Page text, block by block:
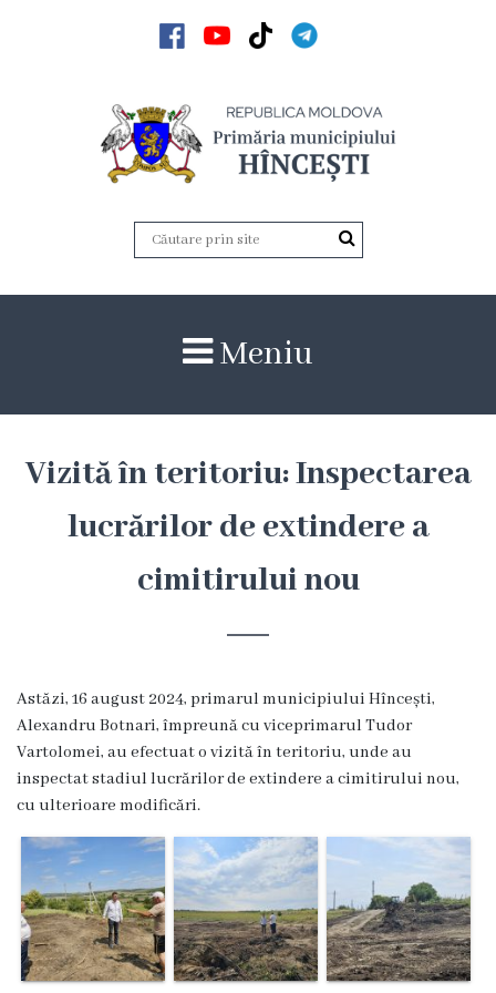
Noutăți
Galerie
foto
Hîncești
Simbolurile
geografică
Istoria
orașului
Potențial
turistic
Orașe
Meniu
Vizită în teritoriu: Inspectarea
lucrărilor de extindere a
cimitirului nou
Astăzi, 16 august 2024, primarul municipiului Hîncești,
Alexandru Botnari, împreună cu viceprimarul Tudor
Vartolomei, au efectuat o vizită în teritoriu, unde au
inspectat stadiul lucrărilor de extindere a cimitirului nou,
cu ulterioare modificări.